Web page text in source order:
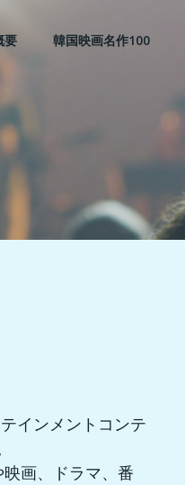
要 韓国映画名作100
インメントコンテ
画、ドラマ、番